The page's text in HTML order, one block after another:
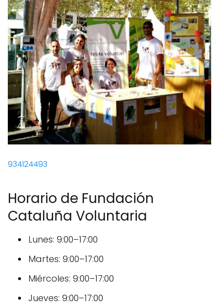
934124493
Horario de Fundación
Cataluña Voluntaria
Lunes: 9:00–17:00
Martes: 9:00–17:00
Miércoles: 9:00–17:00
Jueves: 9:00–17:00